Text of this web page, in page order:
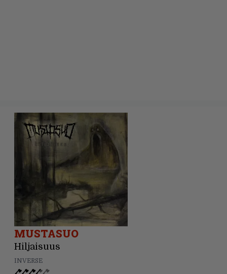
MUSTASUO
Hiljaisuus
INVERSE